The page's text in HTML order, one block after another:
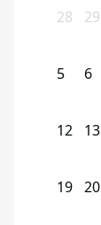
28 29
5 6
12 13
19 20